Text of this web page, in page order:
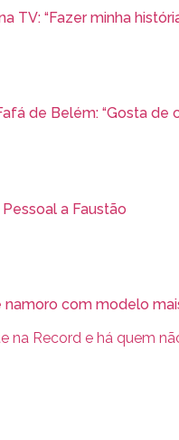
TV: “Fazer minha
de Belém: “Gosta de
a Faustão
namoro com modelo
na Record e há quem